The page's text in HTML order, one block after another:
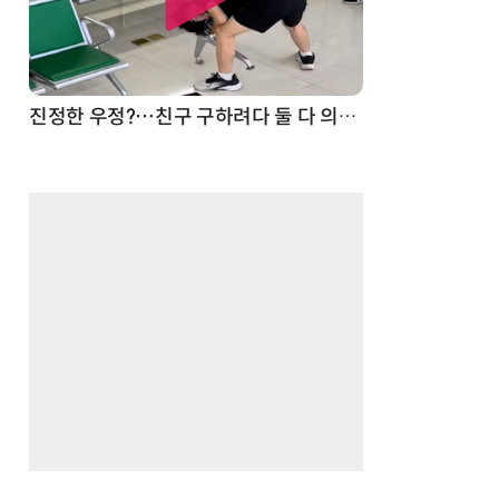
진정한 우정?…친구 구하려다 둘 다 의자 틈에 목이 낀 순간